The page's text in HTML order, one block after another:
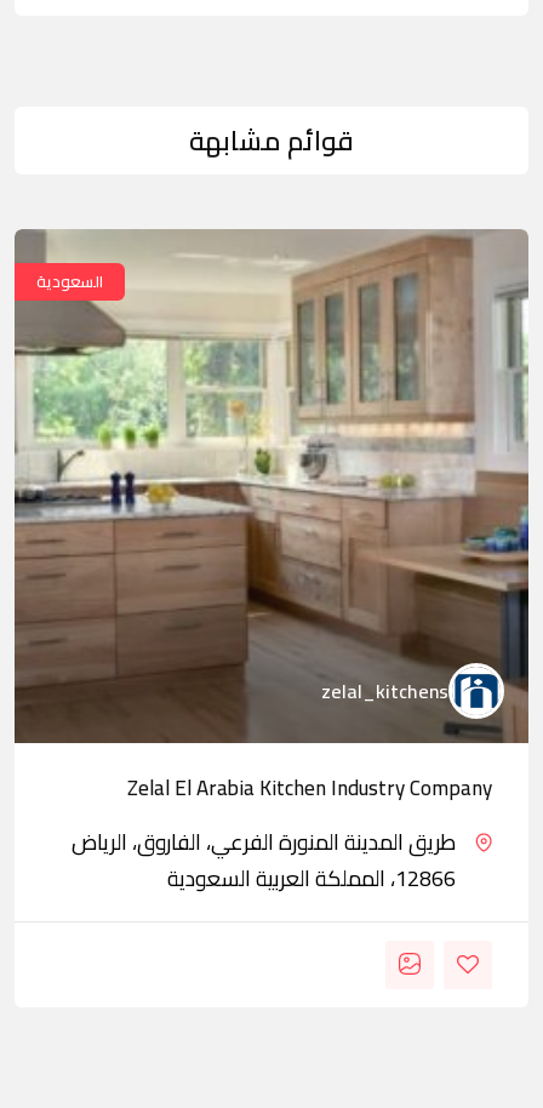
قوائم مشابهة
السعودية
zelal_kitchens
Zelal El Arabia Kitchen Industry Company
طريق المدينة المنورة الفرعي، الفاروق، الرياض
12866، المملكة العربية السعودية